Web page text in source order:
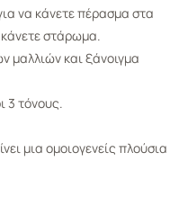
να κάνετε πέρασμα στα
κάνετε στάρωμα.
μαλλιών και ξάνοιγμα
3 τόνους.
μια ομοιογενείς πλούσια